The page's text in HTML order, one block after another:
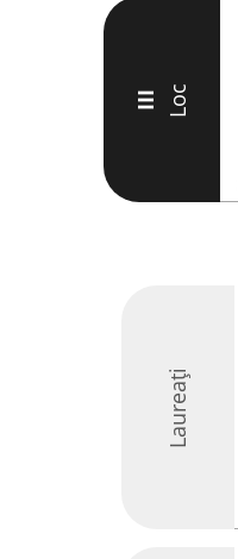
III Loc
Laureați